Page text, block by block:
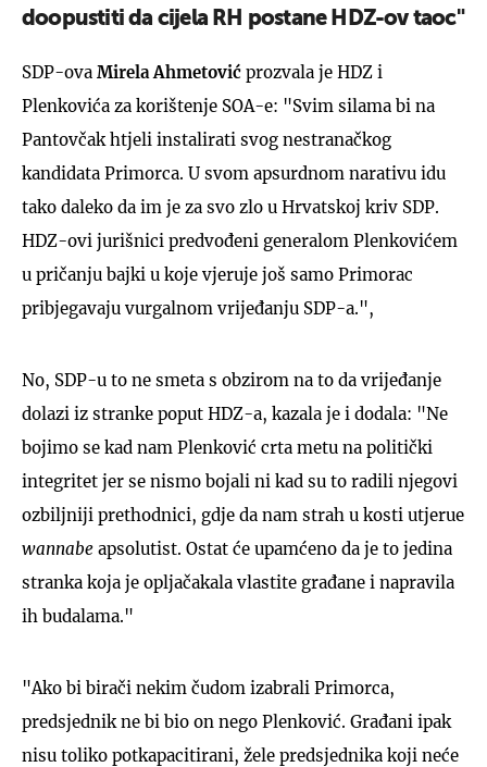
doopustiti da cijela RH postane HDZ-ov taoc"
SDP-ova Mirela Ahmetović prozvala je HDZ i
Plenkovića za korištenje SOA-e: "Svim silama bi na
Pantovčak htjeli instalirati svog nestranačkog
kandidata Primorca. U svom apsurdnom narativu idu
tako daleko da im je za svo zlo u Hrvatskoj kriv SDP.
HDZ-ovi jurišnici predvođeni generalom Plenkovićem
u pričanju bajki u koje vjeruje još samo Primorac
pribjegavaju vurgalnom vrijeđanju SDP-a.",
No, SDP-u to ne smeta s obzirom na to da vrijeđanje
dolazi iz stranke poput HDZ-a, kazala je i dodala: "Ne
bojimo se kad nam Plenković crta metu na politički
integritet jer se nismo bojali ni kad su to radili njegovi
ozbiljniji prethodnici, gdje da nam strah u kosti utjerue
wannabe apsolutist. Ostat će upamćeno da je to jedina
stranka koja je opljačakala vlastite građane i napravila
ih budalama."
"Ako bi birači nekim čudom izabrali Primorca,
predsjednik ne bi bio on nego Plenković. Građani ipak
nisu toliko potkapacitirani, žele predsjednika koji neće